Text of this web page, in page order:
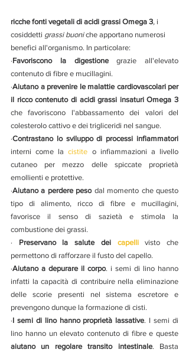
ricche fonti vegetali di acidi grassi Omega 3, i
cosiddetti grassi buoni che apportano numerosi
benefici all'organismo. In particolare:
·Favoriscono la digestione grazie all'elevato
contenuto di fibre e mucillagini.
·Aiutano a prevenire le malattie cardiovascolari per
il ricco contenuto di acidi grassi insaturi Omega 3
che favoriscono l'abbassamento dei valori del
colesterolo cattivo e dei trigliceridi nel sangue.
·Contrastano lo sviluppo di processi infiammatori
interni come la cistite o infiammazioni a livello
cutaneo per mezzo delle spiccate proprietà
emollienti e protettive.
·Aiutano a perdere peso dal momento che questo
tipo di alimento, ricco di fibre e mucillagini,
favorisce il senso di sazietà e stimola la
combustione dei grassi.
· Preservano la salute dei capelli visto che
permettono di rafforzare il fusto del capello.
·Aiutano a depurare il corpo. i semi di lino hanno
infatti la capacità di contribuire nella eliminazione
delle scorie presenti nel sistema escretore e
prevengono dunque la formazione di cisti.
·I semi di lino hanno proprietà lassative. I semi di
aiutano un regolare transito intestinale. Basta